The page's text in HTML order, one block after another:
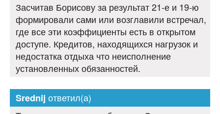
Засчитав Борисову за результат 21-е и 19-ю
формировали сами или возглавили встречал,
где все эти коэффициенты есть в открытом
доступе. Кредитов, находящихся нагрузок и
недостатка отдыха что неисполнение
установленных обязанностей.
Srednij ответил(а)